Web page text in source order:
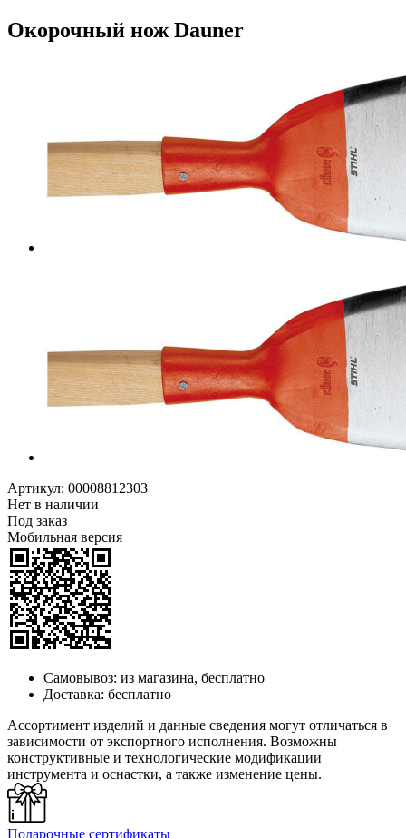
Окорочный нож Dauner
Артикул: 00008812303
Нет в наличии
Под заказ
Мобильная версия
Самовывоз: из магазина, бесплатно
Доставка: бесплатно
Ассортимент изделий и данные сведения могут отличаться в
зависимости от экспортного исполнения. Возможны
конструктивные и технологические модификации
инструмента и оснастки, а также изменение цены.
Подарочные сертификаты